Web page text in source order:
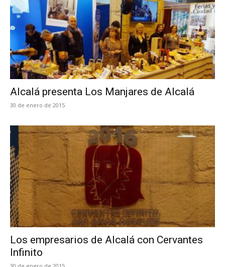
Alcalá presenta Los Manjares de Alcalá
30 de enero de 2015
Los empresarios de Alcalá con Cervantes
Infinito